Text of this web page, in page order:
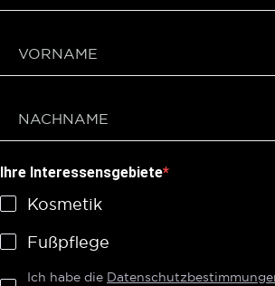
Ihre Interessensgebiete
Kosmetik
Fußpflege
Ich habe die